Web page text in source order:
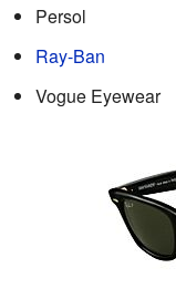
Persol
Ray-Ban
Vogue Eyewear